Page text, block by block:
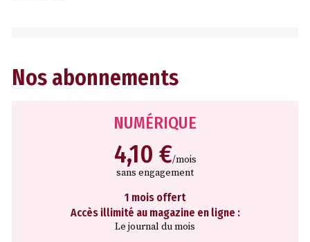
Nos abonnements
NUMÉRIQUE
4,10 €/mois
sans engagement
1 mois offert
Accès illimité au magazine en ligne :
Le journal du mois